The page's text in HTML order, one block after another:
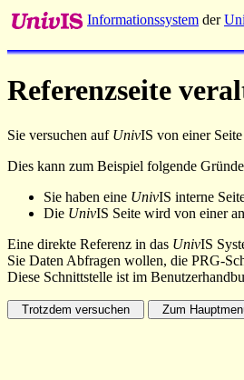
Informationssystem der
Referenzseite
Sie versuchen auf UnivIS von einer
Dies kann zum Beispiel folgende
Sie haben eine UnivIS interne
Die UnivIS Seite wird von einer
Eine direkte Referenz in das UnivIS
Sie Daten Abfragen wollen, die PRG-
Diese Schnittstelle ist im